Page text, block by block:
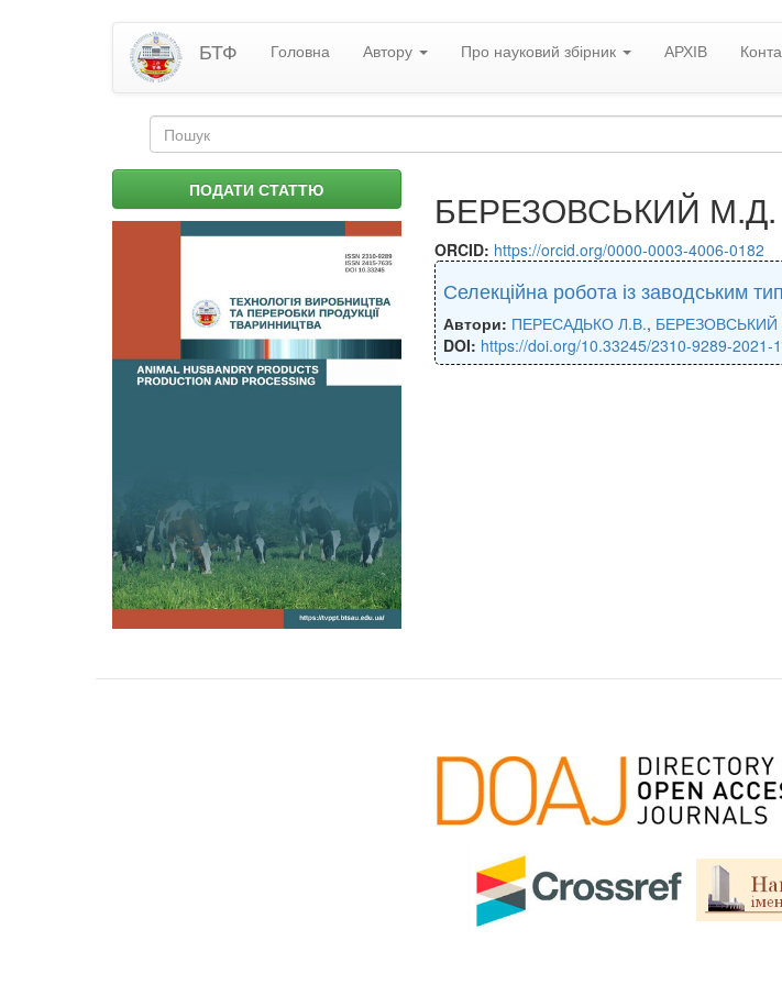
БТФ Головна Автору Про науковий збірник АРХІВ
Пошукова
форма
ПОДАТИ СТАТТЮ БЕРЕЗОВСЬКИЙ М.Д.
ORCID: https://orcid.org/0000-0003-4006-0182
Селекційна робота із заводським
Автори: ПЕРЕСАДЬКО Л.В., БЕРЕЗОВСЬКИЙ
DOI: https://doi.org/10.33245/2310-9289-2021-